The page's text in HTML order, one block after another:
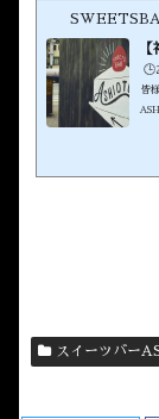
皆
スイーツバー